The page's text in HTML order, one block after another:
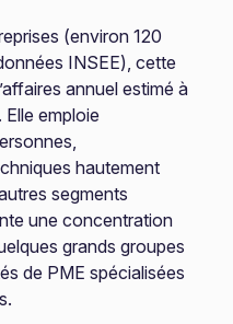
(environ 120
INSEE), cette
annuel estimé à
Elle emploie
hautement
segments
une concentration
grands groupes
de PME spécialisées